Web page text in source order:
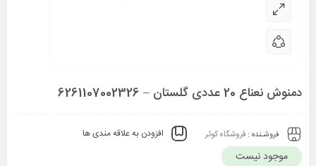
دمنوش نعناع 20 عددی گلستان – 6261107002326
فروشـنده : فروشگاه کوثر افزودن به علاقه مندی ها
موجود نیست